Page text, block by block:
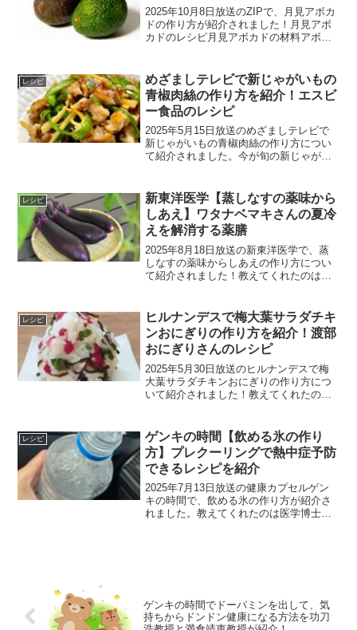
2025年10月8日放送のZIPで、月見アボカ
ドの作り方が紹介されました！月見アボ
カドのレシピ月見アボカドの材料アボカ
縦半分にカットします。2)アボカドのく
ぼみにツナ...
レシピ
めざましテレビで新じゃがいもの
青椒肉絲の作り方を紹介！エスビ
ー食品のレシピ
2025年5月15日放送のめざましテレビで
新じゃがいもの青椒肉絲の作り方につい
て紹介されました。今が旬の新じゃがい
スビー食品のレシピです。新じゃがいも
の青椒肉絲のレ...
レシピ
新東洋医学【蒸しなすの薬味から
しあえ】ワタナベマキさんの夏冷
えを解消する薬膳
2025年8月18日放送の新東洋医学で、蒸
しなすの薬味からしあえの作り方につい
て紹介されました！教えてくれたのは国
しなすの薬味からしあえの材料２人分な
す：4個(300g...
レシピ
ヒルナンデスで梅大葉サラダチキ
ンおにぎりの作り方を紹介！渡部
おにぎりさんのレシピ
2025年5月30日放送のヒルナンデスで梅
大葉サラダチキンおにぎりの作り方につ
いて紹介されました！教えてくれたのは
大葉サラダチキンおにぎりの材料1個分ご
飯梅：1個大葉：...
レシピ
ゲンキの時間【飲める氷の作り
方】プレクーリングで熱中症予防
できるレシピを紹介
2025年7月13日放送の健康カプセルゲン
キの時間で、飲める氷の作り方が紹介さ
れました。教えてくれたのは医学博士の
ゲンキの時間でドーパミンを出して、気
持ちからドンドン健康になる方法を功刀